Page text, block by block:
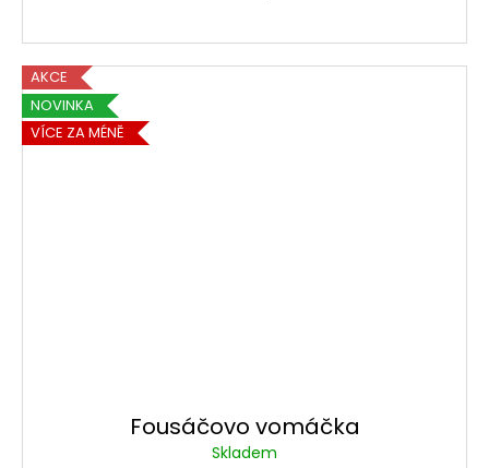
AKCE
NOVINKA
VÍCE ZA MÉNĚ
Fousáčovo vomáčka
Skladem